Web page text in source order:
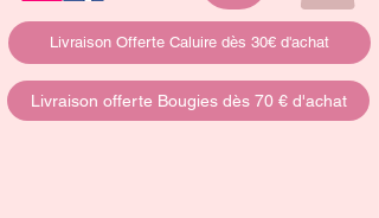
Livraison Offerte Caluire dès 30€ d'achat
Livraison offerte Bougies dès 70 € d'achat